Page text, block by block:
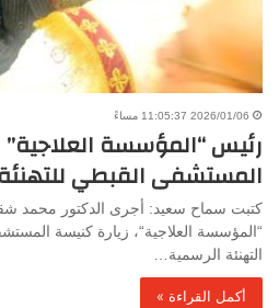
2026/01/06 11:05:37 مساءً
رئيس “المؤسسة
المستشفى القبطي للتهنئة
كتبت سماح سعيد: أجرى الدكتور محمد
“المؤسسة العلاجية“، زيارة كنيسة
التهنئة الرسمية…
أكمل القراءة »